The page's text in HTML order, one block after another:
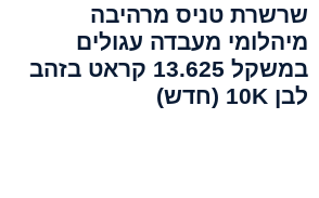
שרשרת טניס מרהיבה
מיהלומי מעבדה עגולים
במשקל 13.625 קראט בזהב
לבן 10K (חדש)